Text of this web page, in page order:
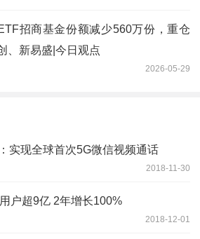
招商基金份额减少560万份，重仓
、新易盛|今日观点
2026-05-29
实现全球首次5G微信视频通话
2018-11-30
户超9亿 2年增长100%
2018-12-01